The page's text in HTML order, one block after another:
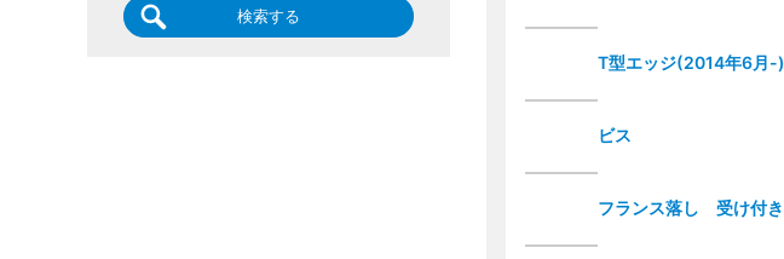
T型エッジ(2014年6月-)
ビス
フランス落し 受け付き
検索する